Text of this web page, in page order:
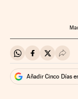
Compartir en
Compartir en
Añadir Cinco Días